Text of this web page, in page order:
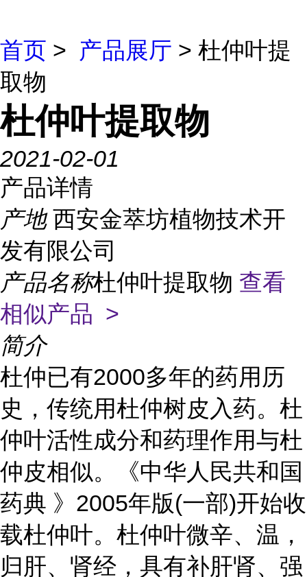
首页 > 产品展厅 > 杜仲叶提
取物
杜仲叶提取物
2021-02-01
产品详情
产地 西安金萃坊植物技术开
发有限公司
产品名称杜仲叶提取物 查看
相似产品 >
简介
杜仲已有2000多年的药用历
史，传统用杜仲树皮入药。杜
仲叶活性成分和药理作用与杜
仲皮相似。《中华人民共和国
药典 》2005年版(一部)开始收
载杜仲叶。杜仲叶微辛、温，
归肝、肾经，具有补肝肾、强